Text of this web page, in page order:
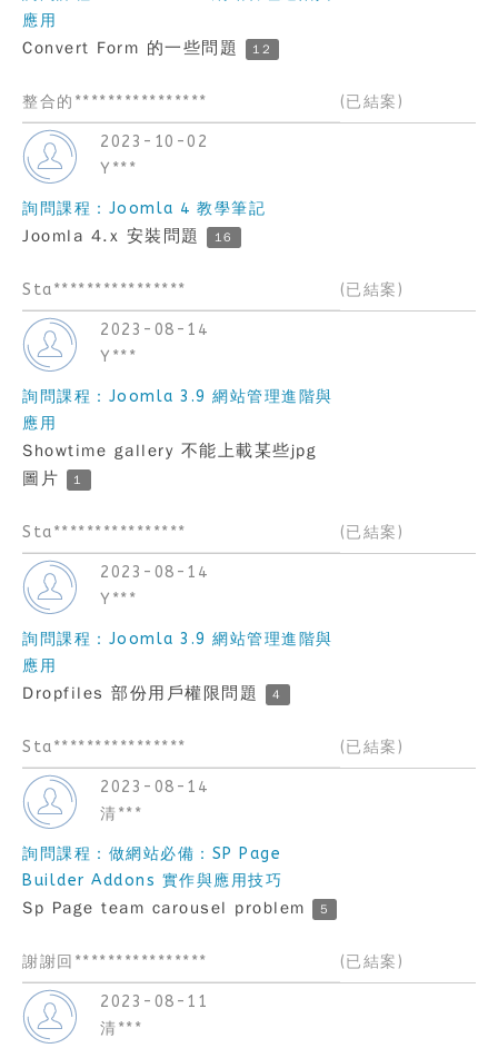
應用
Convert Form 的一些問題 12
整合的**************** (已結案)
2023-10-02
Y***
詢問課程：Joomla 4 教學筆記
Joomla 4.x 安裝問題 16
Sta**************** (已結案)
2023-08-14
Y***
詢問課程：Joomla 3.9 網站管理進階與
應用
Showtime gallery 不能上載某些jpg
圖片
1
Sta**************** (已結案)
2023-08-14
Y***
詢問課程：Joomla 3.9 網站管理進階與
應用
Dropfiles 部份用戶權限問題 4
Sta**************** (已結案)
2023-08-14
清***
詢問課程：做網站必備：SP Page
Builder Addons 實作與應用技巧
Sp Page team carousel problem 5
謝謝回**************** (已結案)
2023-08-11
清***